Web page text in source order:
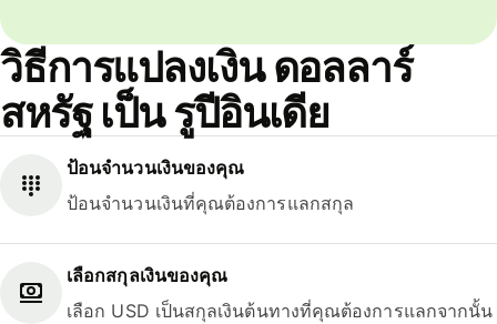
วิธีการแปลงเงิน ดอลลาร์
สหรัฐ เป็น รูปีอินเดีย
ป้อนจำนวนเงินของคุณ
ป้อนจำนวนเงินที่คุณต้องการแลกสกุล
เลือกสกุลเงินของคุณ
เลือก USD เป็นสกุลเงินต้นทางที่คุณต้องการแลกจากนั้น